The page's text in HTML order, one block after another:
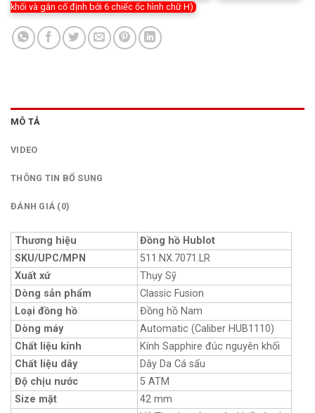
khối và gắn cố định bởi 6 chiếc ốc hình chữ H)
MÔ TẢ
VIDEO
THÔNG TIN BỔ SUNG
ĐÁNH GIÁ (0)
Thương hiệu
Đồng hồ Hublot
SKU/UPC/MPN
511.NX.7071.LR
Xuất xứ
Thụy Sỹ
Dòng sản phẩm
Classic Fusion
Loại đồng hồ
Đồng hồ Nam
Dòng máy
Automatic (Caliber HUB1110)
Chất liệu kính
Kính Sapphire đúc nguyên khối
Chất liệu dây
Dây Da Cá sấu
Độ chịu nước
5 ATM
Size mặt
42 mm